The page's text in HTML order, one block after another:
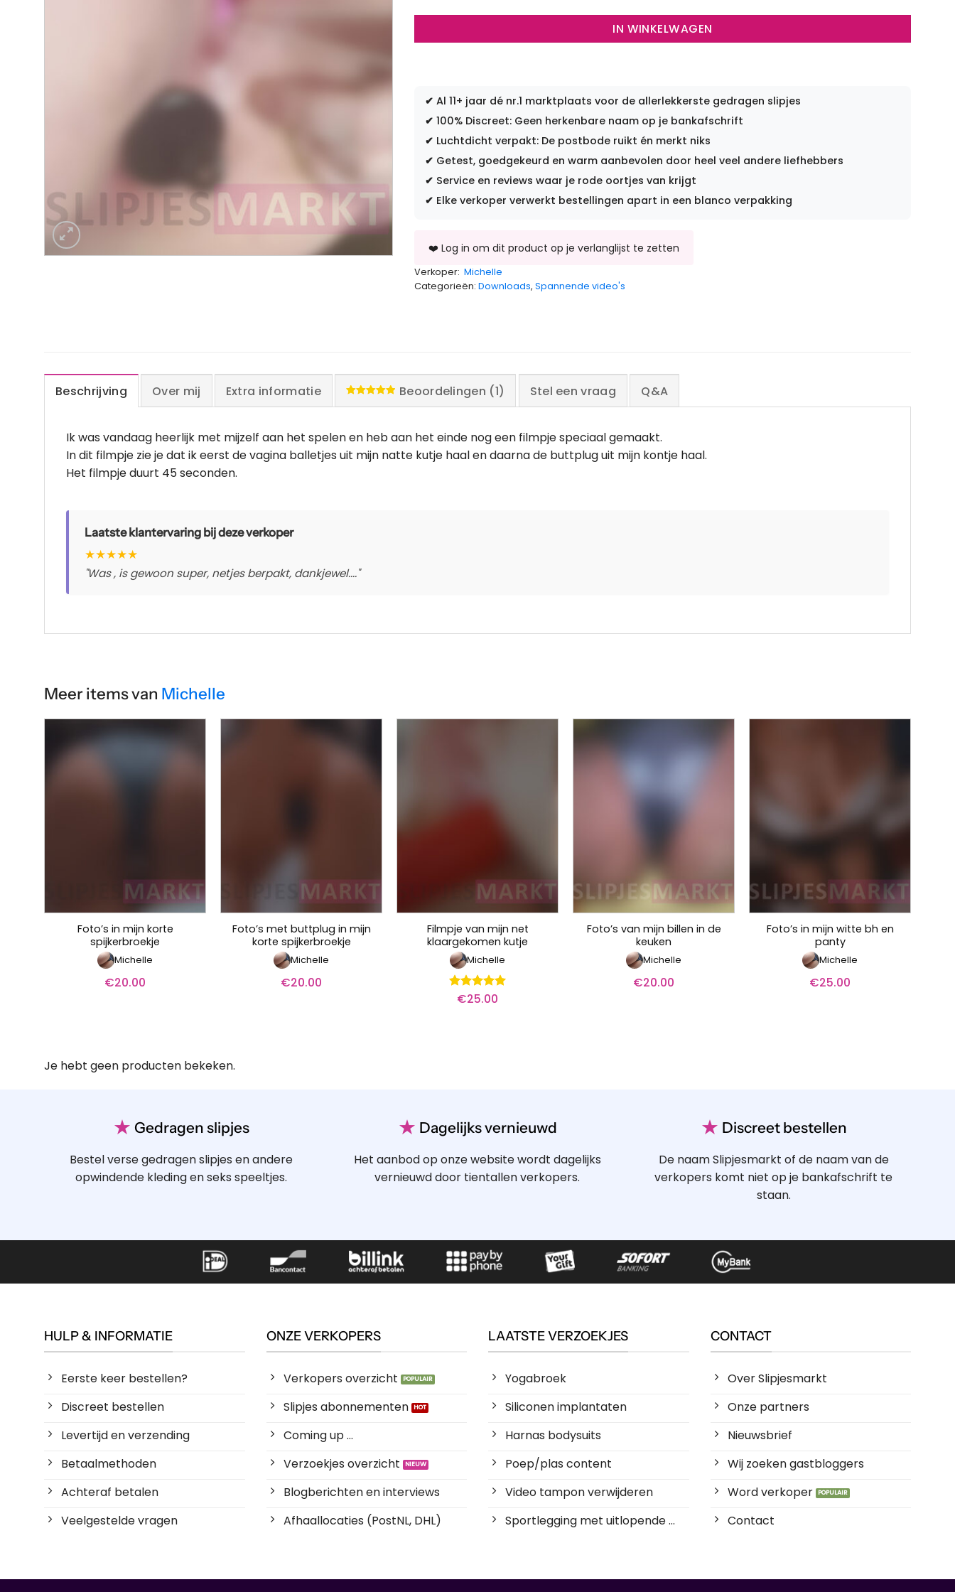
IN WINKELWAGEN
✔ Al 11+ jaar dé nr.1 marktplaats voor de allerlekkerste gedragen slipjes
✔ 100% Discreet: Geen herkenbare naam op je bankafschrift
✔ Luchtdicht verpakt: De postbode ruikt én merkt niks
✔ Getest, goedgekeurd en warm aanbevolen door heel veel andere liefhebbers
✔ Service en reviews waar je rode oortjes van krijgt
✔ Elke verkoper verwerkt bestellingen apart in een blanco verpakking
Verkoper: Michelle
Categorieën: Downloads, Spannende video's
Beschrijving Over mij Extra informatie Beoordelingen (1) Stel een vraag Q&A
Ik was vandaag heerlijk met mijzelf aan het spelen en heb aan het einde nog een filmpje speciaal gemaakt.
In dit filmpje zie je dat ik eerst de vagina balletjes uit mijn natte kutje haal en daarna de buttplug uit mijn kontje haal.
Het filmpje duurt 45 seconden.
Laatste klantervaring bij deze verkoper
★★★★★
"Was , is gewoon super, netjes berpakt, dankjewel...."
Meer items van Michelle
Foto’s in mijn korte
spijkerbroekje
Michelle
€20.00
Foto’s met buttplug in mijn
korte spijkerbroekje
Michelle
€20.00
Filmpje van mijn net
klaargekomen kutje
Michelle
Waardering
€25.00
Foto’s van mijn billen in de
keuken
Michelle
€20.00
Foto’s in mijn witte bh en
panty
Michelle
€25.00
Je hebt geen producten bekeken.
★ Gedragen slipjes
Bestel verse gedragen slipjes en andere
opwindende kleding en seks speeltjes.
★ Dagelijks vernieuwd
Het aanbod op onze website wordt dagelijks
vernieuwd door tientallen verkopers.
★ Discreet bestellen
De naam Slipjesmarkt of de naam van de
verkopers komt niet op je bankafschrift te
staan.
HULP & INFORMATIE
Eerste keer bestellen?
Discreet bestellen
Levertijd en verzending
Betaalmethoden
Achteraf betalen
Veelgestelde vragen
ONZE VERKOPERS
Verkopers overzicht
Slipjes abonnementen
Coming up ...
Verzoekjes overzicht
Blogberichten en interviews
Afhaallocaties (PostNL, DHL)
LAATSTE VERZOEKJES
Yogabroek
Siliconen implantaten
Harnas bodysuits
Poep/plas content
Video tampon verwijderen
Sportlegging met uitlopende ...
CONTACT
Over Slipjesmarkt
Onze partners
Nieuwsbrief
Wij zoeken gastbloggers
Word verkoper
Contact